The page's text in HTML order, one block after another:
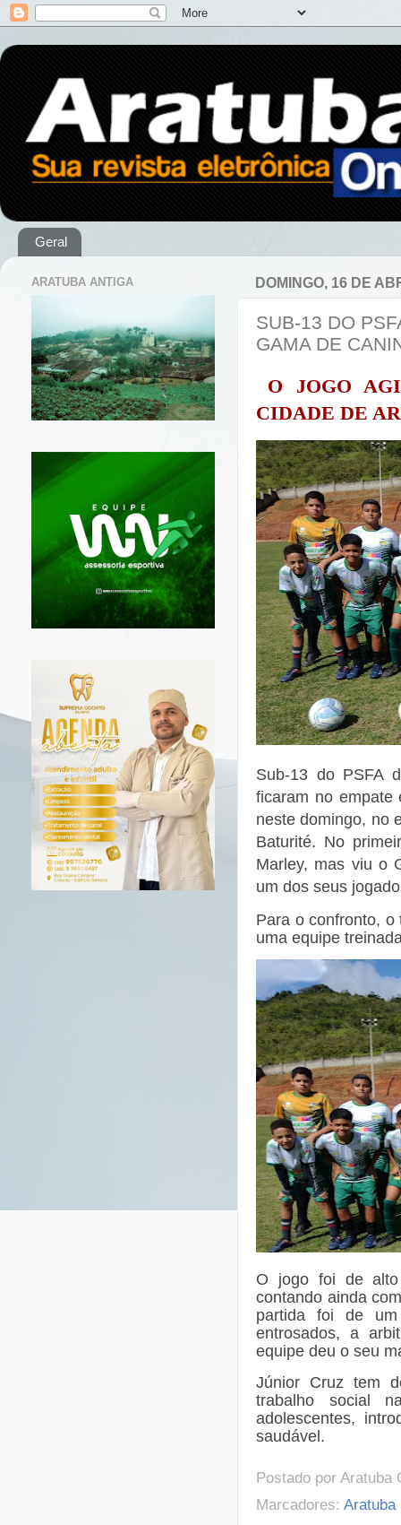
Geral
DOMINGO, 16 DE
SUB-13 DO
GAMA DE
O JOGO
CIDADE DE
Sub-13 do PSFA
ficaram no empate
neste domingo, no
Baturité. No
Marley, mas viu o
um dos seus
Para o confronto,
uma equipe
O jogo foi de
contando ainda
partida foi de um
entrosados, a
equipe deu o seu
Júnior Cruz tem
trabalho social
adolescentes,
saudável.
Postado por Aratuba
Marcadores: Aratuba
ARATUBA ANTIGA